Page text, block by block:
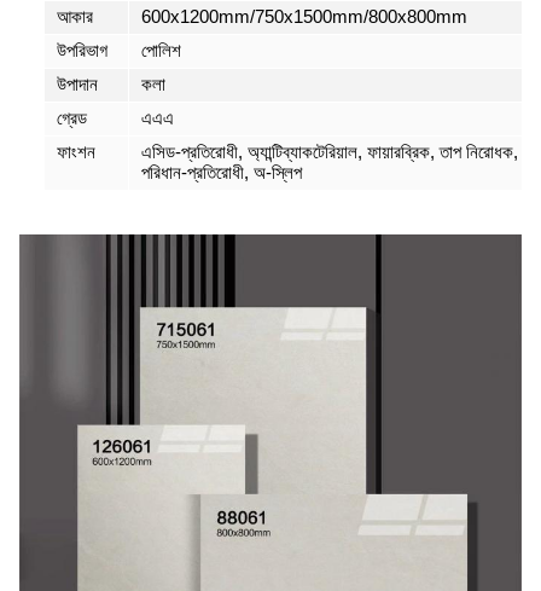
আকার
600x1200mm/750x1500mm/800x800mm
উপরিভাগ
পোলিশ
উপাদান
কলা
গ্রেড
এএএ
ফাংশন
এসিড-প্রতিরোধী, অ্যান্টিব্যাকটেরিয়াল, ফায়ারব্রিক, তাপ নিরোধক,
পরিধান-প্রতিরোধী, অ-স্লিপ